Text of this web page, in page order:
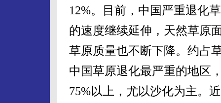
12%。目前，中国严重退化
的速度继续延伸，天然草原
草原质量也不断下降。约占
中国草原退化最严重的地区
75%以上，尤以沙化为主。